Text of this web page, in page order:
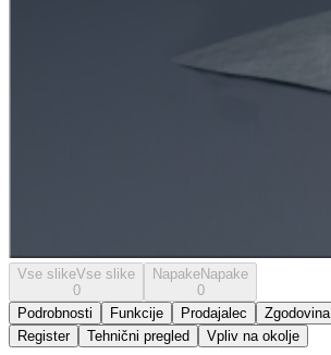
Vse slikeVse slike
0
NapakeNapake
0
Podrobnosti
Funkcije Prodajalec Zgodovina
Register
Tehnični pregled Vpliv na okolje